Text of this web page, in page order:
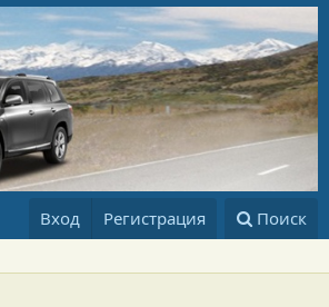
Вход Регистрация Поиск